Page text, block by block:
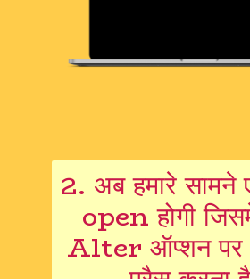
2. अब हमारे
open होगी
Alter ऑप्शन